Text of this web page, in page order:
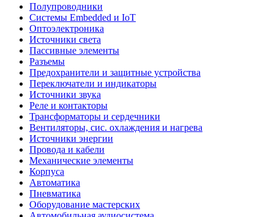
Полупроводники
Системы Embedded и IoT
Oптоэлектроника
Источники света
Пассивные элементы
Разъeмы
Предохранители и защитные устройства
Переключатели и индикаторы
Источники звука
Реле и контакторы
Трансформаторы и сердечники
Вентиляторы, сис. охлаждения и нагрева
Источники энергии
Провода и кабели
Механические элементы
Корпуса
Автоматика
Пневматика
Оборудование мастерских